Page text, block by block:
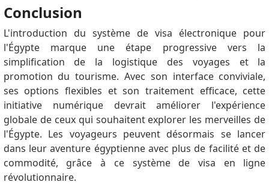
Conclusion
L'introduction du système de visa électronique pour
l'Égypte marque une étape progressive vers la
simplification de la logistique des voyages et la
promotion du tourisme. Avec son interface conviviale,
ses options flexibles et son traitement efficace, cette
initiative numérique devrait améliorer l'expérience
globale de ceux qui souhaitent explorer les merveilles de
l'Égypte. Les voyageurs peuvent désormais se lancer
dans leur aventure égyptienne avec plus de facilité et de
commodité, grâce à ce système de visa en ligne
révolutionnaire.